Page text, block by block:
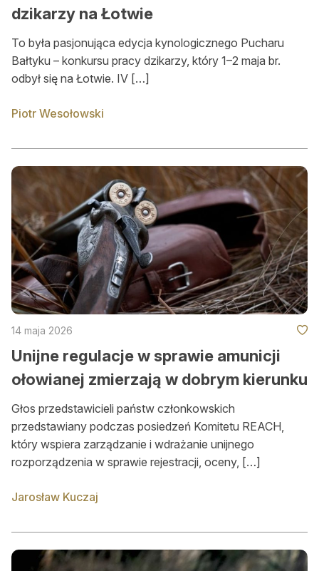
dzikarzy na Łotwie
To była pasjonująca edycja kynologicznego Pucharu
Bałtyku – konkursu pracy dzikarzy, który 1–2 maja br.
odbył się na Łotwie. IV […]
Piotr Wesołowski
14 maja 2026
Unijne regulacje w sprawie amunicji
ołowianej zmierzają w dobrym kierunku
Głos przedstawicieli państw członkowskich
przedstawiany podczas posiedzeń Komitetu REACH,
który wspiera zarządzanie i wdrażanie unijnego
rozporządzenia w sprawie rejestracji, oceny, […]
Jarosław Kuczaj